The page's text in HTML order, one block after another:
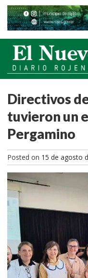
Directivos
tuvieron un
Pergamino
Posted on 15 de agosto